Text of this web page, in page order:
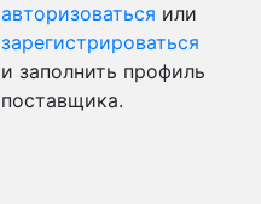
авторизоваться или
зарегистрироваться
и заполнить профиль
поставщика.